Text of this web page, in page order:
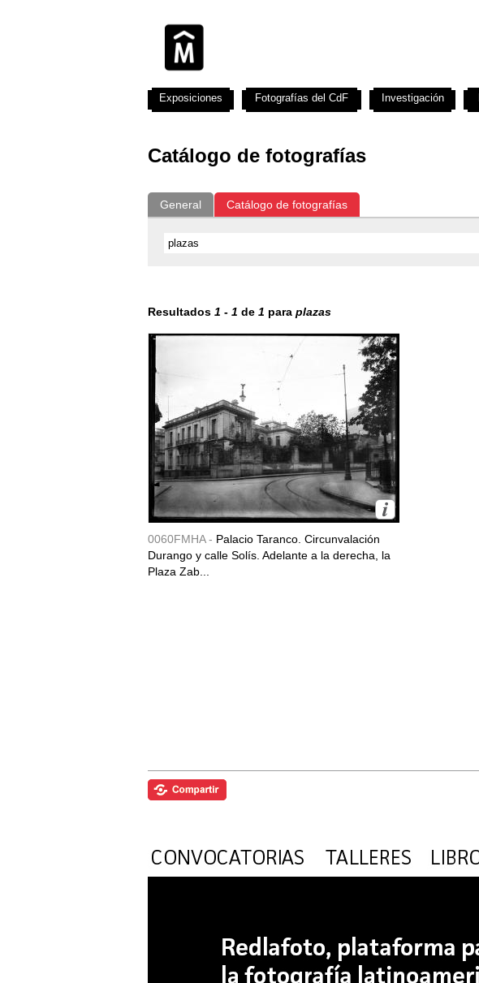
Catálogo de fotografías
General Catálogo de fotografías
Resultados 1 - 1 de 1 para plazas
0060FMHA - Palacio Taranco. Circunvalación
Durango y calle Solís. Adelante a la derecha, la
Plaza Zab...
Exposiciones Fotografías del CdF Investigación